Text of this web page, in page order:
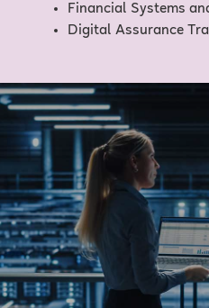
Financial Systems
Digital Assurance